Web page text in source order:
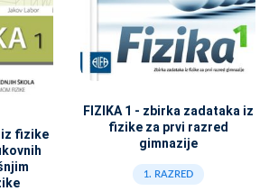
iz fizike
FIZIKA 1 - zbirka zadataka iz
fizike za prvi razred
gimnazije
1. RAZRED